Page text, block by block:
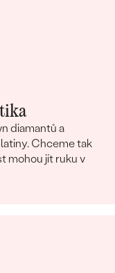
diamantů a
Chceme tak
mohou jít ruku v